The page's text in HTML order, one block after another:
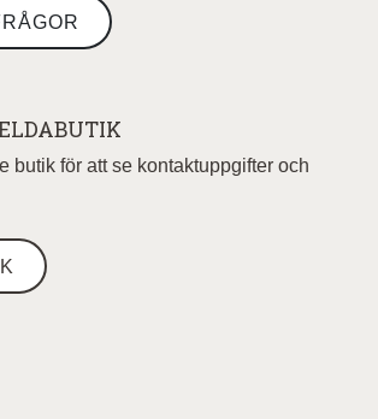
butik för att se kontaktuppgifter och